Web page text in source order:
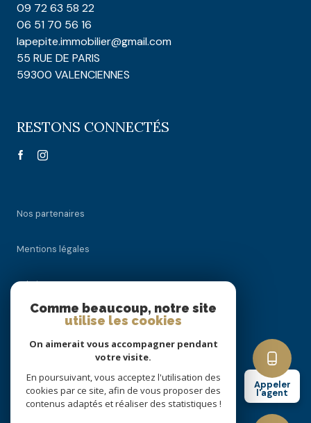
Appeler
l'agent
09 72 63 58 22
06 51 70 56 16
lapepite.immobilier@gmail.com
55 RUE DE PARIS
59300 VALENCIENNES
RESTONS CONNECTÉS
Nos partenaires
Mentions légales
Admin
Nos honoraires
Cookies
Comme beaucoup, notre site
utilise les cookies
On aimerait vous accompagner pendant
votre visite.
En poursuivant, vous acceptez l'utilisation des
cookies par ce site, afin de vous proposer des
contenus adaptés et réaliser des statistiques !